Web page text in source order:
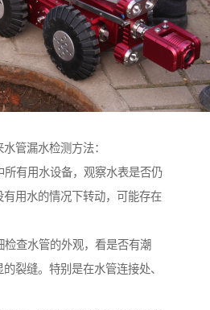
管漏水检测方法：
所有用水设备，观察水表是否仍
用水的情况下转动，可能存在
检查水管的外观，看是否有潮
裂缝。特别是在水管连接处、